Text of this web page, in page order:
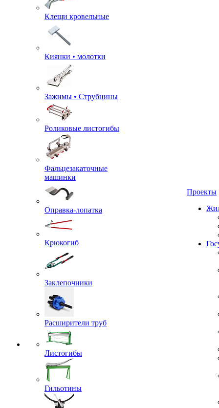
Клещи кровельные
Киянки • молотки
Зажимы • Струбцины
Роликовые листогибы
Фальцезакаточные
машинки
Оправка-лопатка
Крюкогиб
Заклепочники
Расширители труб
Листогибы
Гильотины